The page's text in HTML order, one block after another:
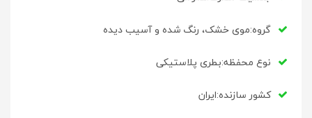
گروه:موی خشک، رنگ شده و آسیب دیده
نوع محفظه:بطری پلاستیکی
کشور سازنده:ایران